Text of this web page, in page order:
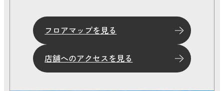
フロアマップを見る
店舗へのアクセスを見る